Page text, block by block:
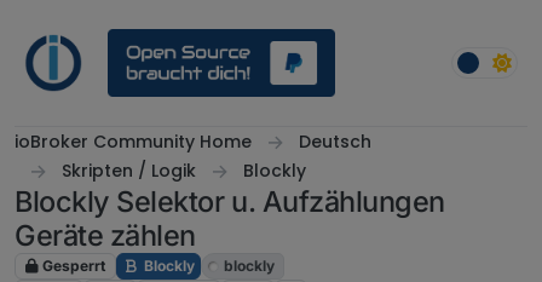
ioBroker Community Home
Deutsch
Skripten / Logik
Blockly
Blockly Selektor u. Aufzählungen
Geräte zählen
Gesperrt Blockly
blockly